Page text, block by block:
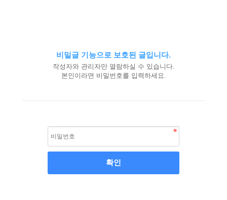
비밀글 기능으로 보호된 글입니다.
작성자와 관리자만 열람하실 수 있습니다.
본인이라면 비밀번호를 입력하세요.